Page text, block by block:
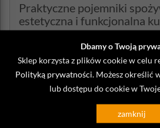
Dbamy o Twoją
Sklep korzysta z plików cookie w celu
Polityką prywatności . Możesz
lub dostępu do cookie w
zamknij
Praktyczne pojemniki
estetyczna i funkcjonalna
urządzonej kuchni. Nie tylko wpływają
trwałości tego, co kryją w środku, ale też
gospodarować miejscem. Szczelny
spożywcze nie musi być trzymany w
znaleźć swoje miejsce na dodatkowej
przykład na zastawę. Natomiast jeżeli
kawę, mąkę, makarony i inne produkty